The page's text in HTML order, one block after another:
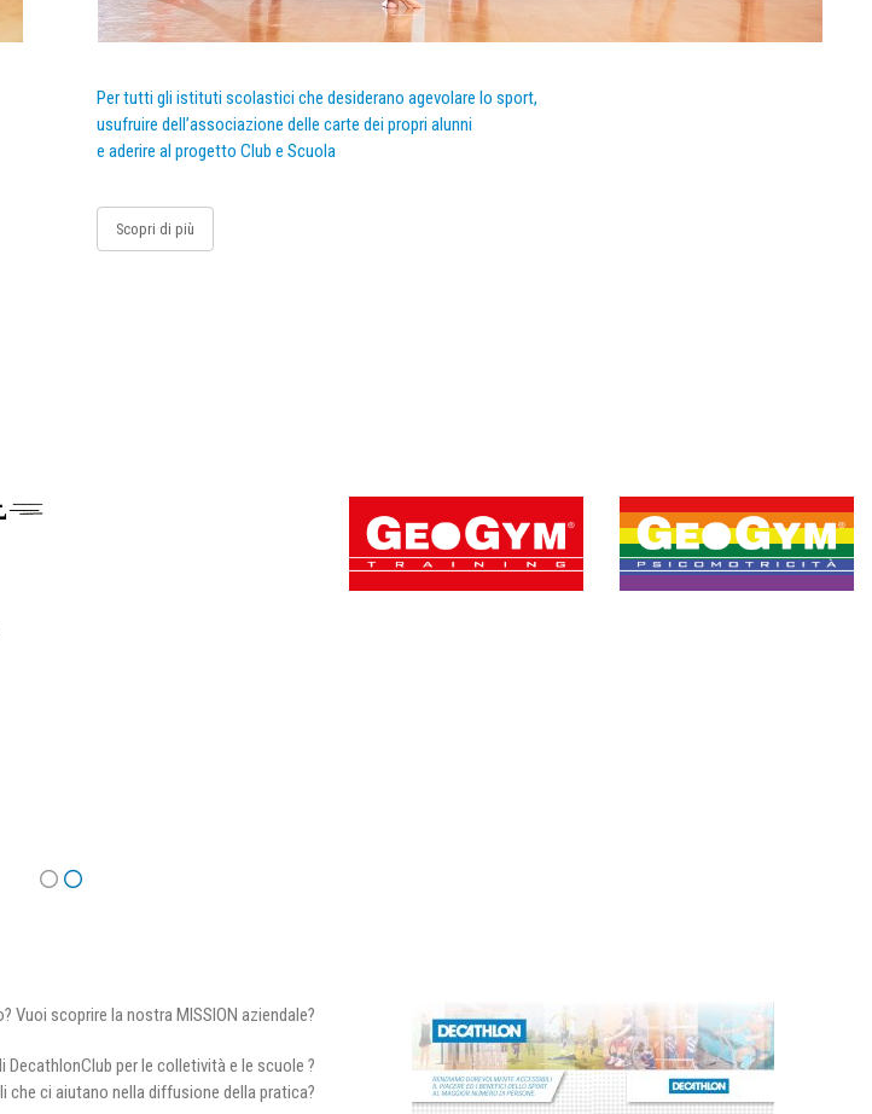
Per tutti gli istituti scolastici che desiderano agevolare lo sport,
usufruire dell’associazione delle carte dei propri alunni
e aderire al progetto Club e Scuola
Scopri di più
Vuoi scoprire la nostra MISSION aziendale?
per le colletività e le scuole ?
che ci aiutano nella diffusione della pratica?